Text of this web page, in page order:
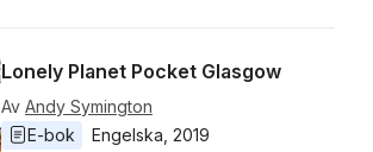
Lonely Planet Pocket Glasgow
Av Andy Symington
E-bok
Engelska 2019